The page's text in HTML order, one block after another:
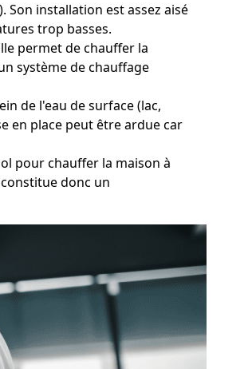
Son installation est assez aisé
trop basses.
permet de chauffer la
système de chauffage
de l'eau de surface (lac,
en place peut être ardue car
pour chauffer la maison à
donc un